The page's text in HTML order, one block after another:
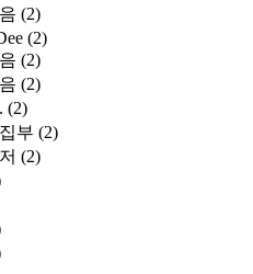
(2)
(2)
(2)
(2)
(2)
부 (2)
(2)